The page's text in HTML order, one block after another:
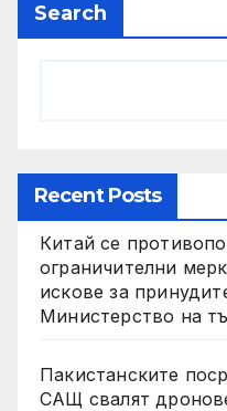
Search
Recent Posts
Китай се
ограничителни
искове за
Министерство на
Пакистанските
САЩ свалят